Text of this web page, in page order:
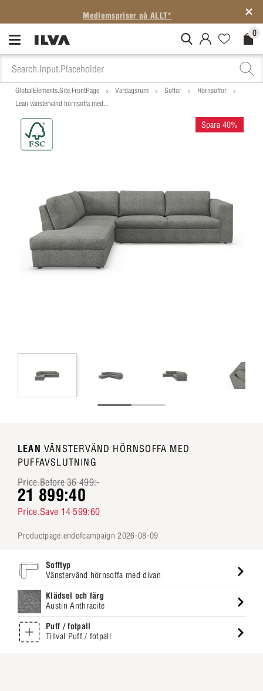
Medlemspriser på ALLT*
MitIlva.Login 0
GlobalElements.Site.FrontPage Vardagsrum Soffor
Hörnsoffor
Lean vänstervänd hörnsoffa med...
Spara 40%
LEAN VÄNSTERVÄND HÖRNSOFFA MED
PUFFAVSLUTNING
Price.Before 36 499:-
21 899:40
Price.Save 14 599:60
productpage.endofcampaign 2026-08-09
Sofftyp
Vänstervänd hörnsoffa med divan
Klädsel och färg
Austin Anthracite
Puff / fotpall
Tillval Puff / fotpall